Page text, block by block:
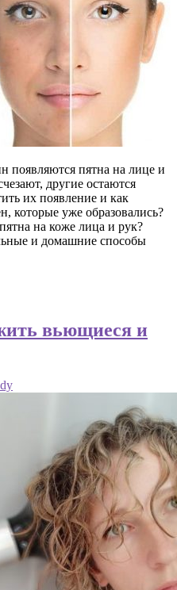
появляются пятна на лице и
другие остаются
их появление и как
которые уже образовались?
на коже лица и рук?
и домашние способы
вьющиеся и